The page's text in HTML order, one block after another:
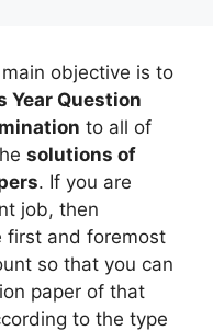
objective is to
Year Question
to all of
solutions of
. If you are
job, then
first and foremost
so that you can
paper of that
to the type